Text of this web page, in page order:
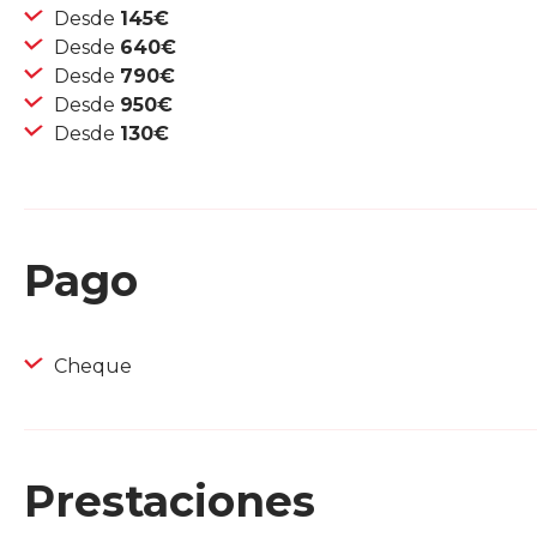
Desde 145€
Desde 640€
Desde 790€
Desde 950€
Desde 130€
Pago
Cheque
Prestaciones